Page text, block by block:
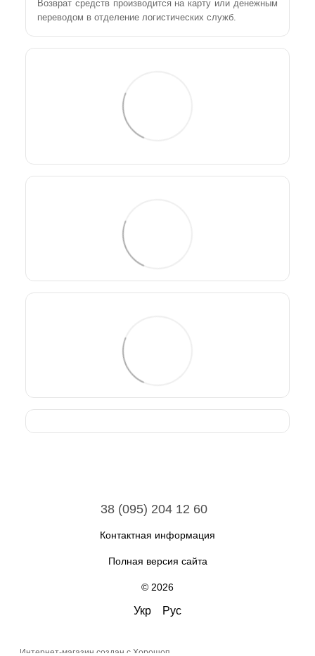
Возврат средств производится на карту или денежным
переводом в отделение логистических служб.
38 (095) 204 12 60
Контактная информация
Полная версия сайта
© 2026
Укр Рус
Интернет-магазин создан с Хорошоп